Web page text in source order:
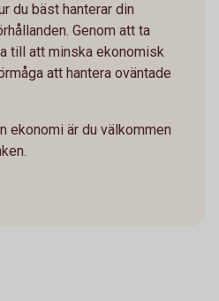
du bäst hanterar din
Genom att ta
till att minska ekonomisk
att hantera oväntade
ekonomi är du välkommen